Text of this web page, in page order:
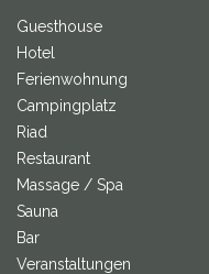
Guesthouse
Hotel
Ferienwohnung
Campingplatz
Riad
Restaurant
Massage / Spa
Sauna
Bar
Veranstaltungen